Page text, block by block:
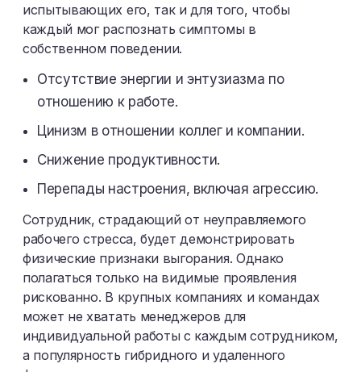
испытывающих его, так и для того, чтобы
каждый мог распознать симптомы в
собственном поведении.
Отсутствие энергии и энтузиазма по
отношению к работе.
Цинизм в отношении коллег и компании.
Снижение продуктивности.
Перепады настроения, включая агрессию.
Сотрудник, страдающий от неуправляемого
рабочего стресса, будет демонстрировать
физические признаки выгорания. Однако
полагаться только на видимые проявления
рискованно. В крупных компаниях и командах
может не хватать менеджеров для
индивидуальной работы с каждым сотрудником,
а популярность гибридного и удаленного